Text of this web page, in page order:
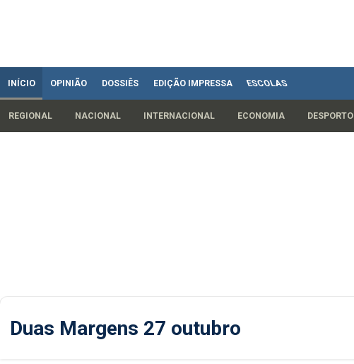
INÍCIO OPINIÃO DOSSIÊS EDIÇÃO IMPRESSA ESCOLAS
REGIONAL NACIONAL INTERNACIONAL ECONOMIA DESPORTO
Duas Margens 27 outubro